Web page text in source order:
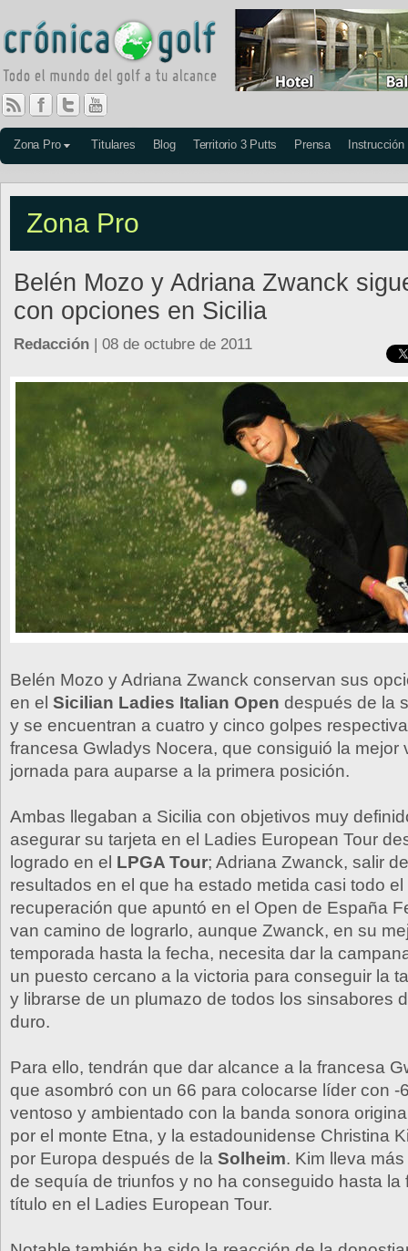
Zona Pro Titulares Blog Territorio 3 Putts Prensa Instrucción
Zona Pro
Belén Mozo y Adriana Zwanck
con opciones en Sicilia
Redacción | 08 de octubre de 2011
Belén Mozo y Adriana Zwanck conservan sus
en el Sicilian Ladies Italian Open después de la
y se encuentran a cuatro y cinco golpes
francesa Gwladys Nocera, que consiguió la mejor
jornada para auparse a la primera posición.
Ambas llegaban a Sicilia con objetivos muy
asegurar su tarjeta en el Ladies European Tour
logrado en el LPGA Tour; Adriana Zwanck, salir
resultados en el que ha estado metida casi todo
recuperación que apuntó en el Open de España
van camino de lograrlo, aunque Zwanck, en su
temporada hasta la fecha, necesita dar la
un puesto cercano a la victoria para conseguir la
y librarse de un plumazo de todos los sinsabores
duro.
Para ello, tendrán que dar alcance a la francesa
que asombró con un 66 para colocarse líder con -
ventoso y ambientado con la banda sonora
por el monte Etna, y la estadounidense Christina
por Europa después de la Solheim. Kim lleva
de sequía de triunfos y no ha conseguido hasta la
título en el Ladies European Tour.